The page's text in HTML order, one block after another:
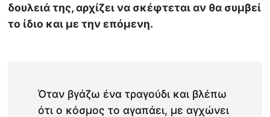
δουλειά της, αρχίζει να σκέφτεται αν θα συμβεί
το ίδιο και με την επόμενη.
Όταν βγάζω ένα τραγούδι και βλέπω
ότι ο κόσμος το αγαπάει, με αγχώνει